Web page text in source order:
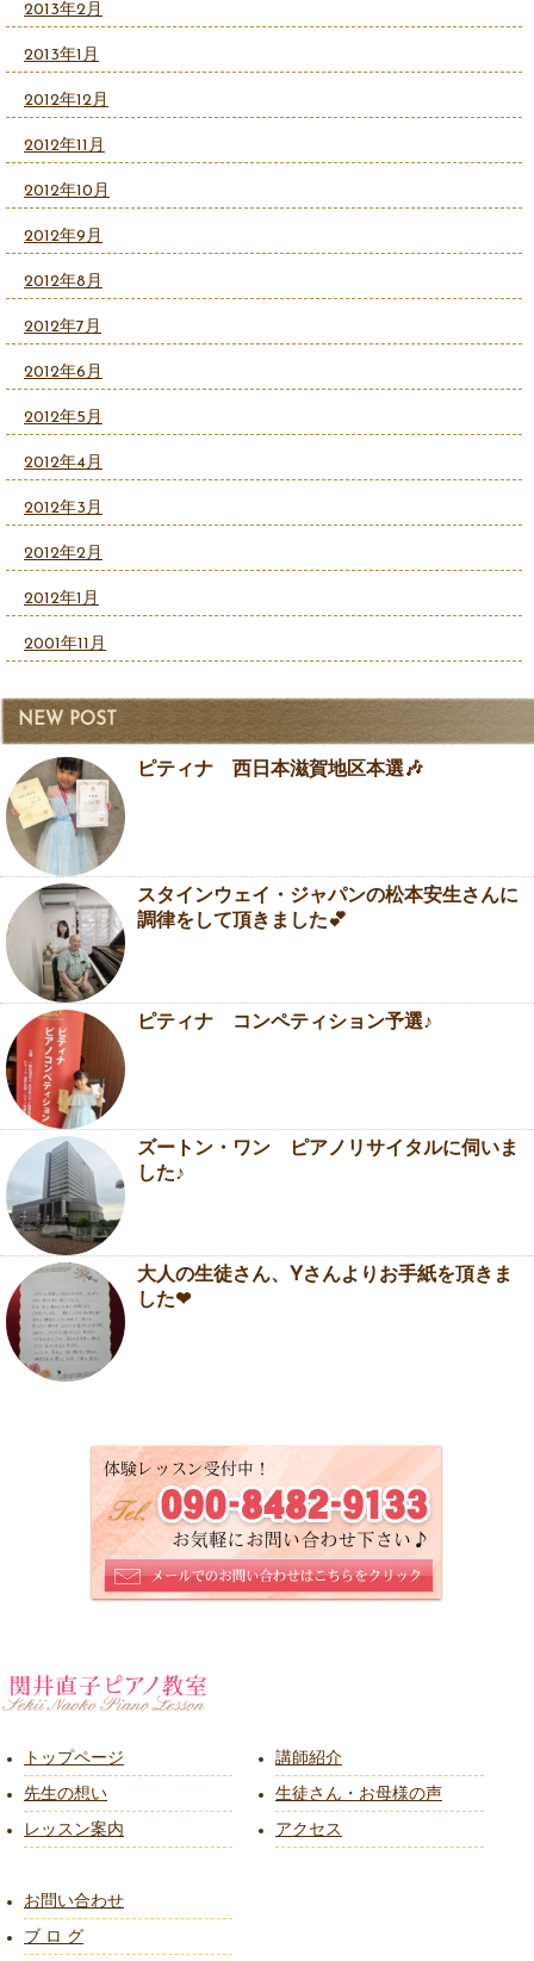
2013年2月
2013年1月
2012年12月
2012年11月
2012年10月
2012年9月
2012年8月
2012年7月
2012年6月
2012年5月
2012年4月
2012年3月
2012年2月
2012年1月
2001年11月
NEW POST
ピティナ 西日本滋賀地区本選🎶
スタインウェイ・ジャパンの松本安生さんに
調律をして頂きました💕
ピティナ コンペティション予選♪
ズートン・ワン ピアノリサイタルに伺いま
した♪
大人の生徒さん、Yさんよりお手紙を頂きま
した❤
トップページ
先生の想い
レッスン案内
講師紹介
生徒さん・お母様の声
アクセス
お問い合わせ
ブ ロ グ